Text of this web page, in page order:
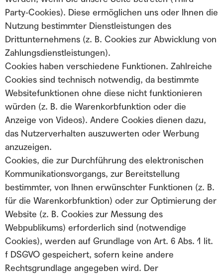
Party-Cookies). Diese ermöglichen uns oder Ihnen die
Nutzung bestimmter Dienstleistungen des
Drittunternehmens (z. B. Cookies zur Abwicklung von
Zahlungsdienstleistungen).
Cookies haben verschiedene Funktionen. Zahlreiche
Cookies sind technisch notwendig, da bestimmte
Websitefunktionen ohne diese nicht funktionieren
würden (z. B. die Warenkorbfunktion oder die
Anzeige von Videos). Andere Cookies dienen dazu,
das Nutzerverhalten auszuwerten oder Werbung
anzuzeigen.
Cookies, die zur Durchführung des elektronischen
Kommunikationsvorgangs, zur Bereitstellung
bestimmter, von Ihnen erwünschter Funktionen (z. B.
für die Warenkorbfunktion) oder zur Optimierung der
Website (z. B. Cookies zur Messung des
Webpublikums) erforderlich sind (notwendige
Cookies), werden auf Grundlage von Art. 6 Abs. 1 lit.
f DSGVO gespeichert, sofern keine andere
Rechtsgrundlage angegeben wird. Der